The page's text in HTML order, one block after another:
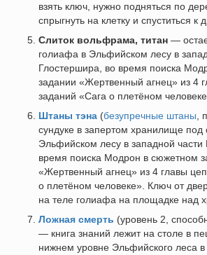
взять ключ, нужно подняться по
спрыгнуть на клетку и спуститься к
Слиток вольфрама, титан —
голиафа в Эльфийском лесу в
Глостершира, во время поиска
задании «Жертвенный агнец» из 4
заданий «Сага о плетёном
Штаны тэна (безупречные штаны ,
сундуке в запертом хранилище под
Эльфийском лесу в западной части
время поиска Модрон в сюжетном
«Жертвенный агнец» из 4 главы
о плетёном человеке». Ключ от
на теле голиафа на площадке над
Ложная смерть (уровень 2,
— книга знаний лежит на столе в
нижнем уровне Эльфийского леса в